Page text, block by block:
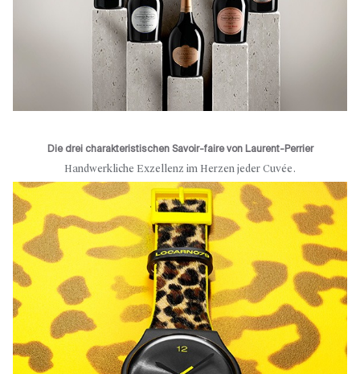
Die drei charakteristischen Savoir-faire von Laurent-Perrier
Handwerkliche Exzellenz im Herzen jeder Cuvée.